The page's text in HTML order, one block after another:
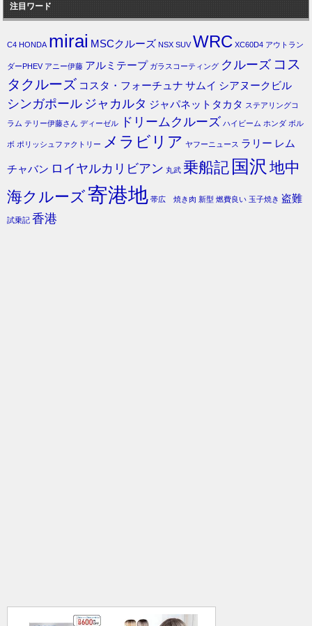
注目ワード
C4 HONDA mirai MSCクルーズ NSX SUV WRC XC60D4 アウトラン
ダーPHEV アニー伊藤 アルミテープ ガラスコーティング クルーズ コス
タクルーズ コスタ・フォーチュナ サムイ シアヌークビル
シンガポール ジャカルタ ジャパネットタカタ ステアリングコ
ラム テリー伊藤さん ディーゼル ドリームクルーズ ハイビーム ホンダ ボル
ボ ポリッシュファクトリー メラビリア ヤフーニュース ラリー レム
チャバン ロイヤルカリビアン 丸武 乗船記 国沢 地中
海クルーズ寄港地 帯広 焼き肉 新型 燃費良い 玉子焼き 盗難
試乗記 香港